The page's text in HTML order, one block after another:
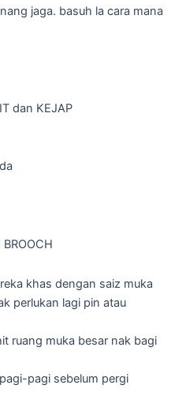
jaga. basuh la cara mana
dan KEJAP
khas dengan saiz muka
perlukan lagi pin atau
ruang muka besar nak bagi
pagi sebelum pergi